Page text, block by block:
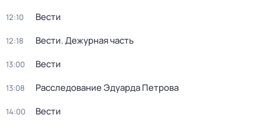
12:10 Вести
12:18 Вести. Дежурная часть
13:00 Вести
13:08 Расследование Эдуарда Петрова
14:00 Вести